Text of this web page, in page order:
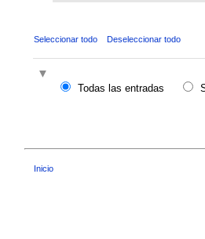
Seleccionar todo Deseleccionar todo
Todas las entradas
Inicio